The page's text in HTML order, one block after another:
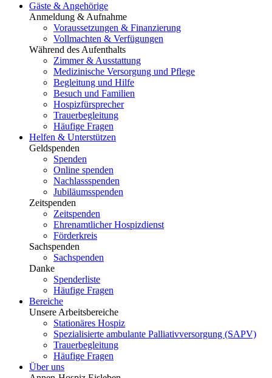
Gäste & Angehörige
Anmeldung & Aufnahme
Voraussetzungen & Finanzierung
Vollmachten & Verfügungen
Während des Aufenthalts
Zimmer & Ausstattung
Medizinische Versorgung und Pflege
Begleitung und Hilfe
Besuch und Familien
Hospizfürsprecher
Trauerbegleitung
Häufige Fragen
Helfen & Unterstützen
Geldspenden
Spenden
Online spenden
Nachlassspenden
Jubiläumsspenden
Zeitspenden
Zeitspenden
Ehrenamtlicher Hospizdienst
Förderkreis
Sachspenden
Sachspenden
Danke
Spenderliste
Häufige Fragen
Bereiche
Unsere Arbeitsbereiche
Stationäres Hospiz
Spezialisierte ambulante Palliativversorgung (SAPV)
Trauerbegleitung
Häufige Fragen
Über uns